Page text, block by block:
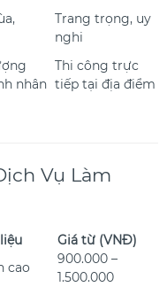
Trang trọng, uy
nghi
nhân
Thi công trực
tiếp tại địa điểm
Vụ Làm
Giá từ (VNĐ)
cao
900.000 –
1.500.000